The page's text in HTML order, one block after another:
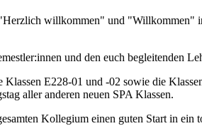
und den euch begleitenden
E228-01 und -02 sowie die
aller anderen neuen SPA Klassen.
Kollegium einen guten Start in ein